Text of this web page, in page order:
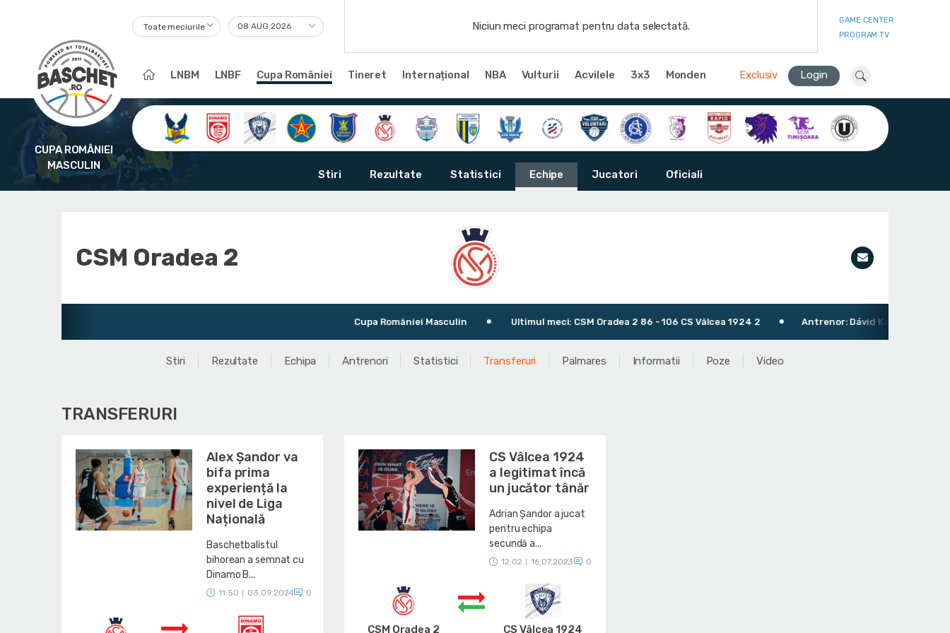
Toate meciurile Niciun meci programat pentru data selectată.
GAME CENTER
PROGRAM TV
LNBM LNBF Cupa României Tineret Internațional NBA Vulturii Acvilele 3x3 Monden Exclusiv Login
CUPA ROMÂNIEI
MASCULIN
Stiri Rezultate Statistici Echipe Jucatori Oficiali
CSM Oradea 2
Cupa României Masculin Ultimul meci: CSM Oradea 2 86 - 106 CS Vâlcea 1924 2 Antrenor: Dávid Karsai
Stiri Rezultate Echipa Antrenori Statistici Transferuri Palmares Informatii Poze Video
TRANSFERURI
Alex Șandor va
bifa prima
experiență la
nivel de Liga
Națională
Baschetbalistul
bihorean a semnat cu
Dinamo B...
11:50 03.09.2024 0
CS Vâlcea 1924
a legitimat încă
un jucător tânăr
Adrian Șandor a jucat
pentru echipa
secundă a...
12:02 16.07.2023 0
CSM Oradea 2 CS Vâlcea 1924